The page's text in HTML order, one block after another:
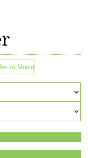
zu Monat